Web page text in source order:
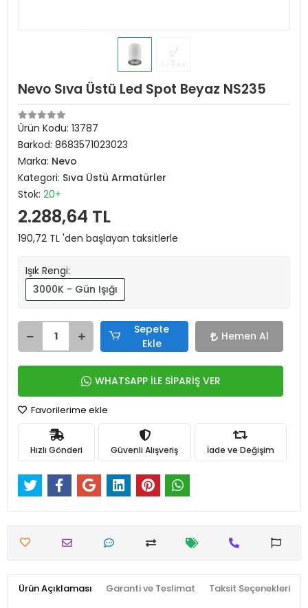
Nevo Sıva Üstü Led Spot Beyaz NS235
Ürün Kodu: 13787
Barkod: 8683571023023
Marka: Nevo
Kategori: Sıva Üstü Armatürler
Stok: 20+
2.288,64 TL
190,72 TL 'den başlayan taksitlerle
Işık Rengi:
3000K - Gün Işığı
Sepete
Ekle
Hemen Al
WHATSAPP İLE SİPARİŞ VER
Favorilerime ekle
Hızlı Gönderi Güvenli Alışveriş İade ve Değişim
Ürün Açıklaması Garanti ve Teslimat Taksit Seçenekleri